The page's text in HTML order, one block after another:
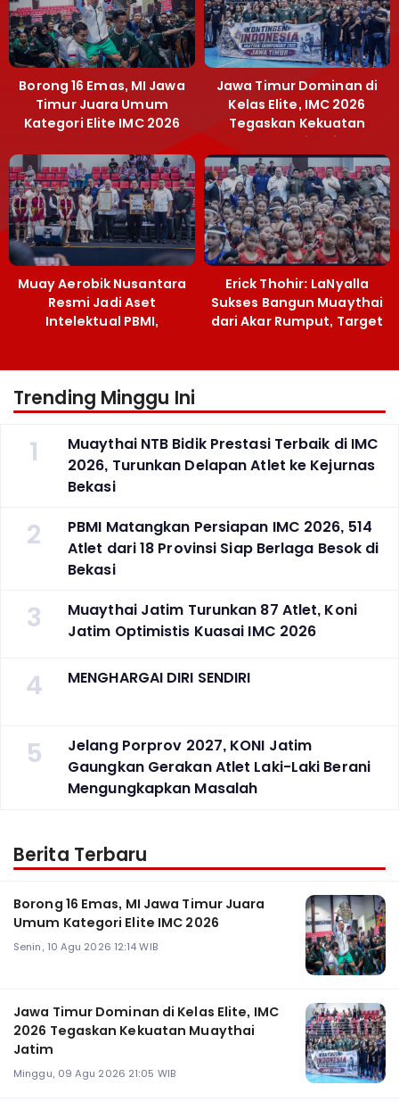
Borong 16 Emas, MI Jawa
Timur Juara Umum
Kategori Elite IMC 2026
Jawa Timur Dominan di
Kelas Elite, IMC 2026
Tegaskan Kekuatan
Muaythai Jatim
Muay Aerobik Nusantara
Resmi Jadi Aset
Intelektual PBMI,
Erick Thohir: LaNyalla
Sukses Bangun Muaythai
dari Akar Rumput, Target
Trending Minggu Ini
1
Muaythai NTB Bidik Prestasi Terbaik di IMC
2026, Turunkan Delapan Atlet ke Kejurnas
Bekasi
2
PBMI Matangkan Persiapan IMC 2026, 514
Atlet dari 18 Provinsi Siap Berlaga Besok di
Bekasi
3
Muaythai Jatim Turunkan 87 Atlet, Koni
Jatim Optimistis Kuasai IMC 2026
4 MENGHARGAI DIRI SENDIRI
5
Jelang Porprov 2027, KONI Jatim
Gaungkan Gerakan Atlet Laki-Laki Berani
Mengungkapkan Masalah
Berita Terbaru
Borong 16 Emas, MI Jawa Timur Juara
Umum Kategori Elite IMC 2026
Senin, 10 Agu 2026 12:14 WIB
Jawa Timur Dominan di Kelas Elite, IMC
2026 Tegaskan Kekuatan Muaythai
Jatim
Minggu, 09 Agu 2026 21:05 WIB